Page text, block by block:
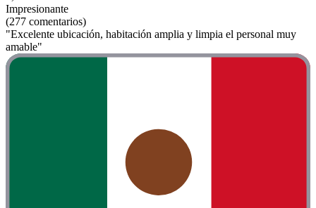
Impresionante
(277 comentarios)
"Excelente ubicación, habitación amplia y limpia el personal muy
amable"